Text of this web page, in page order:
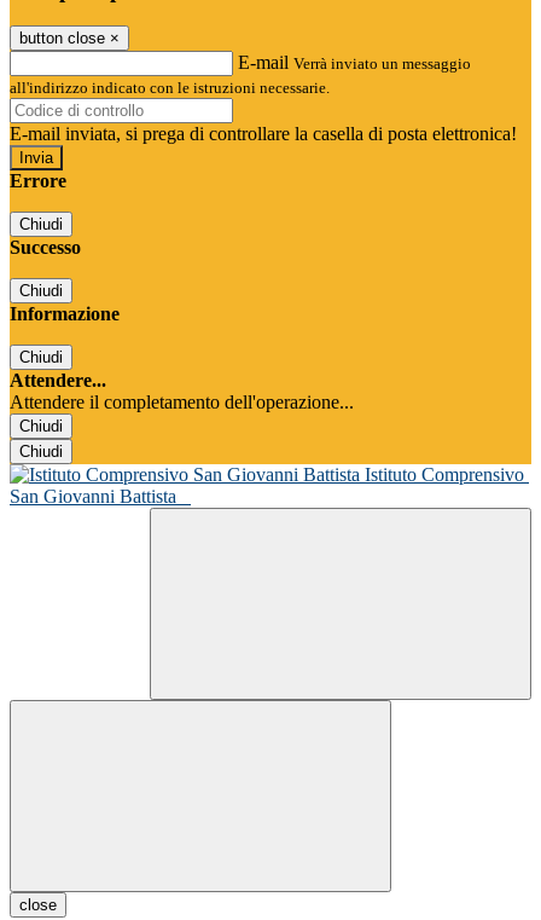
button close ×
E-mail Verrà inviato un messaggio
all'indirizzo indicato con le istruzioni necessarie.
E-mail inviata, si prega di controllare la casella di posta elettronica!
Errore
Chiudi
Successo
Chiudi
Informazione
Chiudi
Attendere...
Attendere il completamento dell'operazione...
Chiudi
Chiudi
Istituto Comprensivo
San Giovanni Battista
close